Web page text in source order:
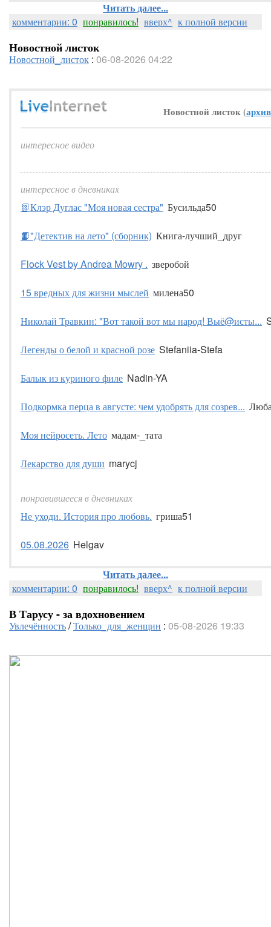
Читать далее...
комментарии: 0 понравилось! вверх^ к полной версии
Новостной листок
Новостной_листок : 06-08-2026 04:22
Новостной листок (
интересное видео
интересное в дневниках
📗Клэр Дуглас "Моя новая сестра" Бусильда50
📙"Детектив на лето" (сборник) Книга-лучший_друг
Flock Vest by Andrea Mowry . зверобой
15 вредных для жизни мыслей милена50
Николай Травкин: "Вот такой вот мы народ! Выё@исты...
Легенды о белой и красной розе Stefaniia-Stefa
Балык из куриного филе Nadin-YA
Подкормка перца в августе: чем удобрять для созрев...
Моя нейросеть. Лето мадам-_тата
Лекарство для души marycj
понравившееся в дневниках
Не уходи. История про любовь. гриша51
05.08.2026 Helgav
Читать далее...
комментарии: 0 понравилось! вверх^ к полной версии
В Тарусу - за вдохновением
Увлечённость/Только_для_женщин : 05-08-2026 19:33